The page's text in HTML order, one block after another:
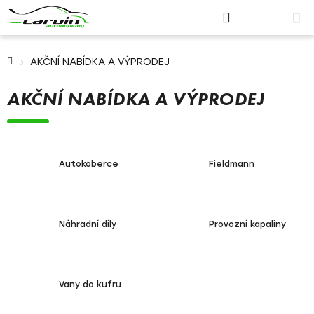
Přihlášení
košík
AKČNÍ NABÍDKA A VÝPRODEJ
AKČNÍ NABÍDKA A VÝPRODEJ
Autokoberce Fieldmann
Náhradní díly Provozní kapaliny
Vany do kufru